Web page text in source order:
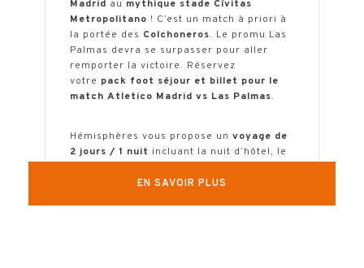
Madrid au mythique stade Cívitas
Metropolitano ! C’est un match à priori à
la portée des Colchoneros. Le promu Las
Palmas devra se surpasser pour aller
remporter la victoire. Réservez
votre pack foot séjour et billet pour le
match Atletico Madrid vs Las Palmas.
Hémisphères vous propose un voyage de
2 jours / 1 nuit incluant la nuit d’hôtel, le
la rencontre Atletico Madrid vs Las
EN SAVOIR PLUS